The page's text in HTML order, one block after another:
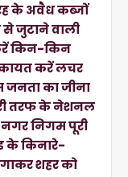
के अवैध कब्जों
से जुटाने वाली
किन-किन
करें लचर
का जीना
तरफ के नेशनल
निगम पूरी
के किनारे-
शहर को